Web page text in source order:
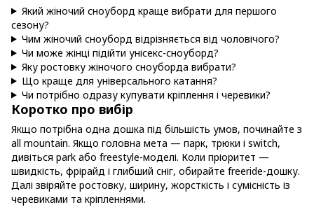
Який жіночий сноуборд краще вибрати для першого
сезону?
Чим жіночий сноуборд відрізняється від чоловічого?
Чи може жінці підійти унісекс-сноуборд?
Яку ростовку жіночого сноуборда вибрати?
Що краще для універсального катання?
Чи потрібно одразу купувати кріплення і черевики?
Коротко про вибір
Якщо потрібна одна дошка під більшість умов, починайте з
all mountain. Якщо головна мета — парк, трюки і switch,
дивіться park або freestyle-моделі. Коли пріоритет —
швидкість, фрірайд і глибший сніг, обирайте freeride-дошку.
Далі звіряйте ростовку, ширину, жорсткість і сумісність із
черевиками та кріпленнями.